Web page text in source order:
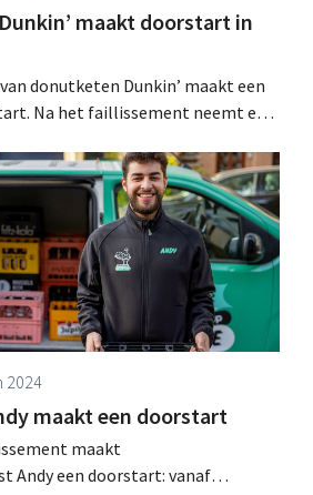
maakt doorstart in
donutketen Dunkin’ maakt een
Na het faillissement neemt een
2024
maakt een doorstart
maakt
Andy een doorstart: vanaf